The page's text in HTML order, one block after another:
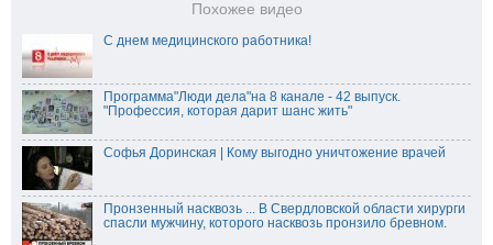
Похожее видео
С днем медицинского работника!
Программа"Люди дела"на 8 канале - 42 выпуск.
"Профессия, которая дарит шанс жить"
Софья Доринская | Кому выгодно уничтожение врачей
Пронзенный насквозь ... В Свердловской области хирурги
спасли мужчину, которого насквозь пронзило бревном.